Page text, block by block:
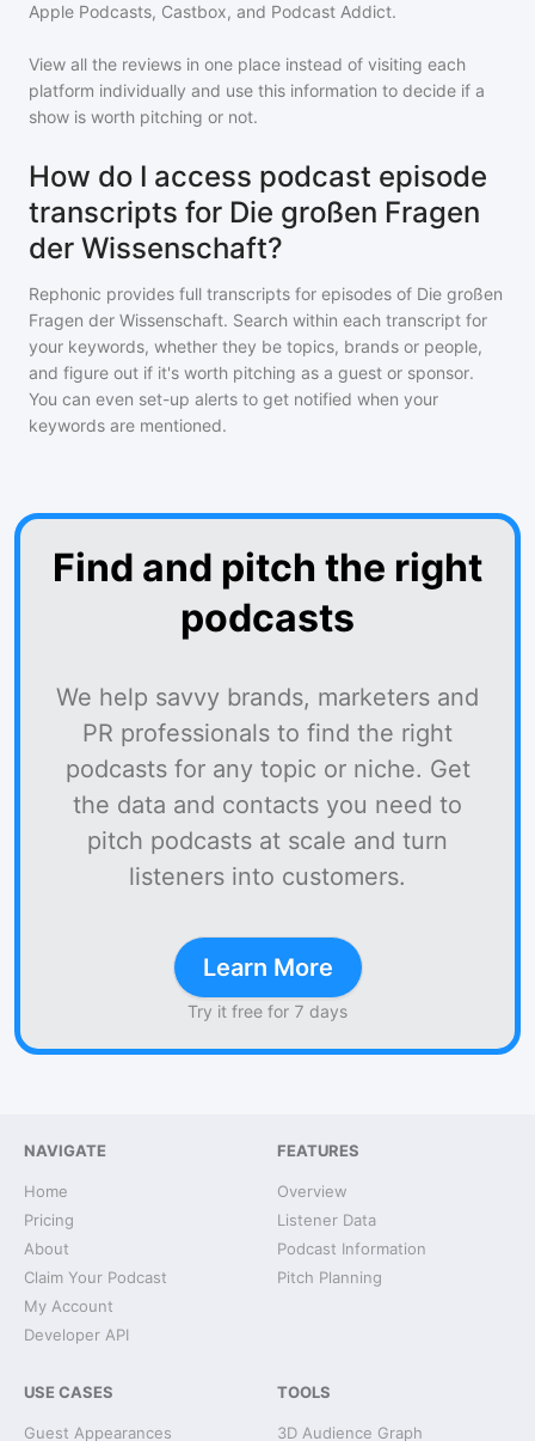
Apple Podcasts, Castbox, and Podcast Addict.
View all the reviews in one place instead of visiting each
platform individually and use this information to decide if a
show is worth pitching or not.
How do I access podcast episode
transcripts for Die großen Fragen
der Wissenschaft?
Rephonic provides full transcripts for episodes of Die großen
Fragen der Wissenschaft. Search within each transcript for
your keywords, whether they be topics, brands or people,
and figure out if it's worth pitching as a guest or sponsor.
You can even set-up alerts to get notified when your
keywords are mentioned.
Find and pitch the right
podcasts
We help savvy brands, marketers and
PR professionals to find the right
podcasts for any topic or niche. Get
the data and contacts you need to
pitch podcasts at scale and turn
listeners into customers.
Learn More
Try it free for 7 days
NAVIGATE
Home
Pricing
About
Claim Your Podcast
My Account
Developer API
FEATURES
Overview
Listener Data
Podcast Information
Pitch Planning
USE CASES
Guest Appearances
TOOLS
3D Audience Graph